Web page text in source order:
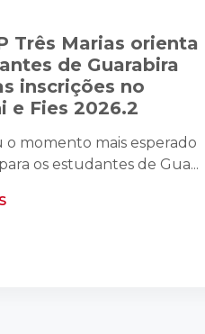
Três Marias orienta
de Guarabira
inscrições no
e Fies 2026.2
o momento mais esperado
os estudantes de Gua...